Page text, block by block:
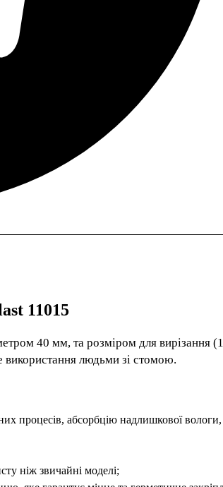
11015
40 мм, та розміром для вирізання
використання людьми зі стомою.
процесів, абсорбцію надлишкової
ніж звичайні моделі;